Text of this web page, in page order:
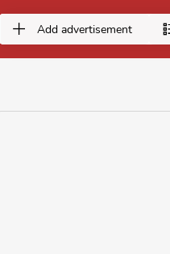
Add advertisement